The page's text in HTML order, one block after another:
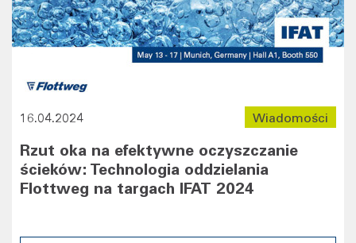
Wiadomości
16.04.2024
Rzut oka na efektywne oczyszczanie
ścieków: Technologia oddzielania
Flottweg na targach IFAT 2024